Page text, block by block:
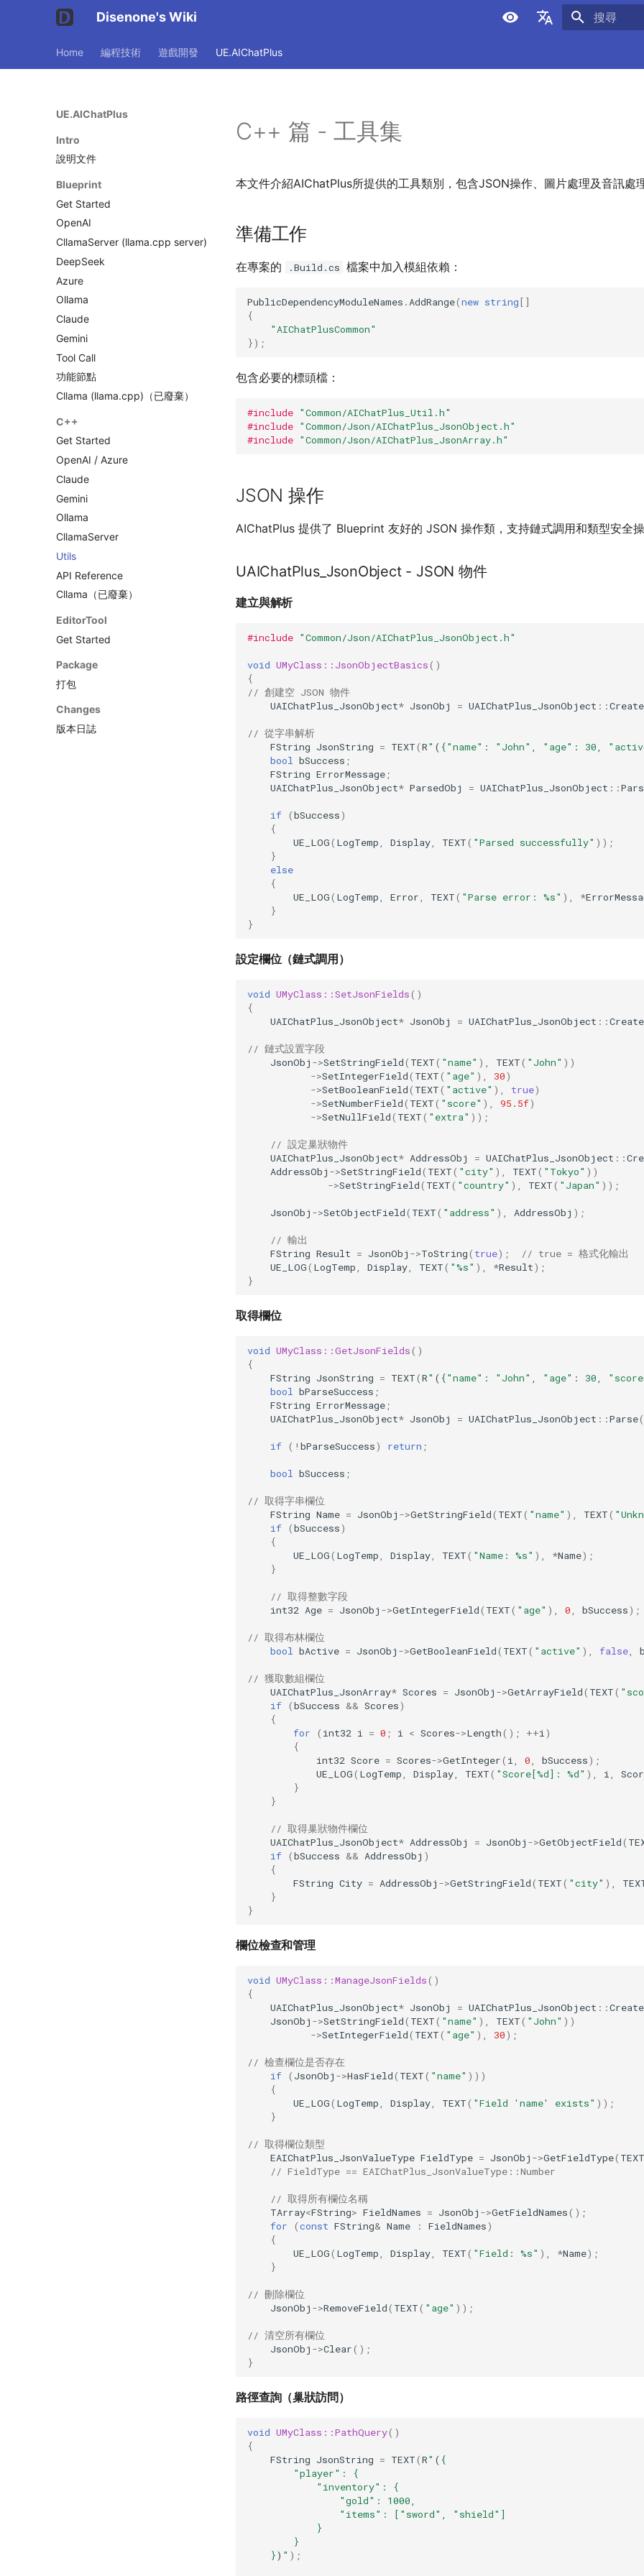
Disenone's Wiki
Deutsch
Home 編程技術 遊戲開發 UE.AIChatPlus
UE.AIChatPlus
Intro
說明文件
Blueprint
Get Started
OpenAI
CllamaServer (llama.cpp server)
DeepSeek
Azure
Ollama
Claude
Gemini
Tool Call
功能節點
Cllama (llama.cpp)（已廢棄）
C++
Get Started
OpenAI / Azure
Claude
Gemini
Ollama
CllamaServer
Utils
API Reference
Cllama（已廢棄）
EditorTool
Get Started
Package
打包
Changes
版本日誌
C++ 篇 - 工具集
本文件介紹AIChatPlus所提供的工具類別，包含JSON操作、圖片處理及音訊處
準備工作
在專案的 .Build.cs 檔案中加入模組依賴：
PublicDependencyModuleNames . AddRange(new string[]
{
"AIChatPlusCommon"
});
包含必要的標頭檔：
#include "Common/AIChatPlus_Util.h"
#include "Common/Json/AIChatPlus_JsonObject.h"
#include "Common/Json/AIChatPlus_JsonArray.h"
JSON 操作
AIChatPlus 提供了 Blueprint 友好的 JSON 操作類，支持鏈式調用和類型安全操
UAIChatPlus_JsonObject - JSON 物件
建立與解析
#include "Common/Json/AIChatPlus_JsonObject.h"
void UMyClass::JsonObjectBasics()
{
// 創建空 JSON 物件
UAIChatPlus_JsonObject* JsonObj = UAIChatPlus_JsonObject ::Create
// 從字串解析
FString JsonString = TEXT(R" ( {"name": "John", "age": 30,
bool
bSuccess ;
FString ErrorMessage ;
UAIChatPlus_JsonObject* ParsedObj = UAIChatPlus_JsonObject ::
if (bSuccess)
{
UE_LOG( LogTemp Display TEXT( "Parsed successfully" ));
}
else
{
UE_LOG( LogTemp Error TEXT( "Parse error: %s" ), *
}
}
設定欄位（鏈式調用）
void UMyClass::SetJsonFields()
{
UAIChatPlus_JsonObject* JsonObj = UAIChatPlus_JsonObject ::Create
// 鏈式設置字段
JsonObj ->SetStringField( TEXT( "name" ), TEXT( "John" ))
->SetIntegerField( TEXT( "age" ), 30)
->SetBooleanField( TEXT( "active" ), true)
->SetNumberField( TEXT( "score" ), 95.5f)
->SetNullField( TEXT( "extra" ));
// 設定巢狀物件
UAIChatPlus_JsonObject* AddressObj = UAIChatPlus_JsonObject ::
AddressObj ->SetStringField( TEXT( "city" ), TEXT( "Tokyo" ))
->SetStringField( TEXT( "country" ), TEXT( "Japan" ));
JsonObj ->SetObjectField( TEXT( "address" ), AddressObj );
// 輸出
FString Result = JsonObj ->ToString( true);
// true = 格式化輸出
UE_LOG( LogTemp Display TEXT( "%s" ), *Result);
}
取得欄位
void UMyClass::GetJsonFields()
{
FString JsonString = TEXT(R" ( {"name": "John", "age": 30,
bool
bParseSuccess ;
FString ErrorMessage ;
UAIChatPlus_JsonObject* JsonObj = UAIChatPlus_JsonObject ::Parse(
if ( ! bParseSuccess) return ;
bool bSuccess ;
// 取得字串欄位
FString Name = JsonObj ->GetStringField( TEXT( "name" ), TEXT(
if (bSuccess)
{
UE_LOG( LogTemp Display TEXT( "Name: %s" ), *Name);
}
// 取得整數字段
int32 Age = JsonObj ->GetIntegerField( TEXT( "age" ), 0 bSuccess);
// 取得布林欄位
bool
bActive = JsonObj ->GetBooleanField( TEXT( "active" ), false
// 獲取數組欄位
UAIChatPlus_JsonArray* Scores = JsonObj ->GetArrayField( TEXT(
if (bSuccess && Scores)
{
for
( int32 i = 0 ; i < Scores->Length(); ++i )
{
int32 Score = Scores->GetInteger( i 0 bSuccess);
UE_LOG( LogTemp Display TEXT( "Score[%d]: %d" ), i
}
}
// 取得巢狀物件欄位
UAIChatPlus_JsonObject* AddressObj = JsonObj ->GetObjectField(
if (bSuccess && AddressObj )
{
FString City = AddressObj ->GetStringField( TEXT( "city" ),
}
}
欄位檢查和管理
void UMyClass::ManageJsonFields()
{
UAIChatPlus_JsonObject* JsonObj = UAIChatPlus_JsonObject ::Create
JsonObj ->SetStringField( TEXT( "name" ), TEXT( "John" ))
->SetIntegerField( TEXT( "age" ), 30);
// 檢查欄位是否存在
if ( JsonObj ->HasField( TEXT( "name" )))
{
UE_LOG( LogTemp Display TEXT( "Field 'name' exists" ));
}
// 取得欄位類型
EAIChatPlus_JsonValueType FieldType = JsonObj ->GetFieldType( TEXT
// FieldType == EAIChatPlus_JsonValueType::Number
// 取得所有欄位名稱
TArray<FString> FieldNames = JsonObj ->GetFieldNames();
for
(const FString& Name : FieldNames)
{
UE_LOG( LogTemp Display TEXT( "Field: %s" ), *Name);
}
// 刪除欄位
JsonObj ->RemoveField( TEXT( "age" ));
// 清空所有欄位
JsonObj ->Clear();
}
路徑查詢（巢狀訪問）
void UMyClass::PathQuery()
{
FString JsonString = TEXT(R" ( {
        "player": {
            "inventory": {
                "gold": 1000,
                "items": ["sword", "shield"]
            }
        }
    }
) " );